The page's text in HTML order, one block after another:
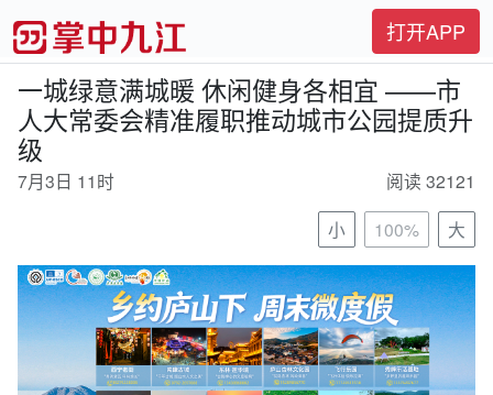
打开APP
一城绿意满城暖 休闲健身各相宜 ——市
人大常委会精准履职推动城市公园提质升
级
7月3日 11时
阅读 32121
小
100% 大